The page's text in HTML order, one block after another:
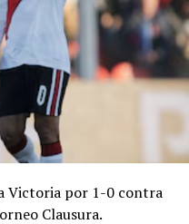
Victoria por 1-0 contra
Clausura.